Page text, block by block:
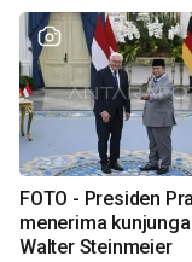
FOTO - Presiden
menerima
Walter Steinmeier